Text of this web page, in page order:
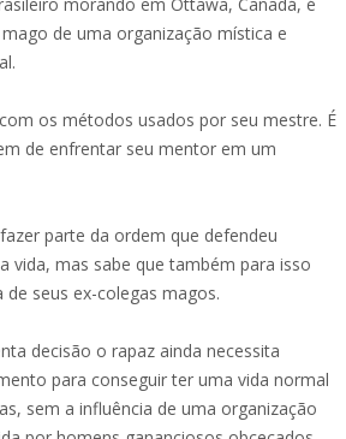
de uma organização mística e
os métodos usados por seu mestre. É
de enfrentar seu mentor em um
parte da ordem que defendeu
vida, mas sabe que também para isso
seus ex-colegas magos.
decisão o rapaz ainda necessita
para conseguir ter uma vida normal
sem a influência de uma organização